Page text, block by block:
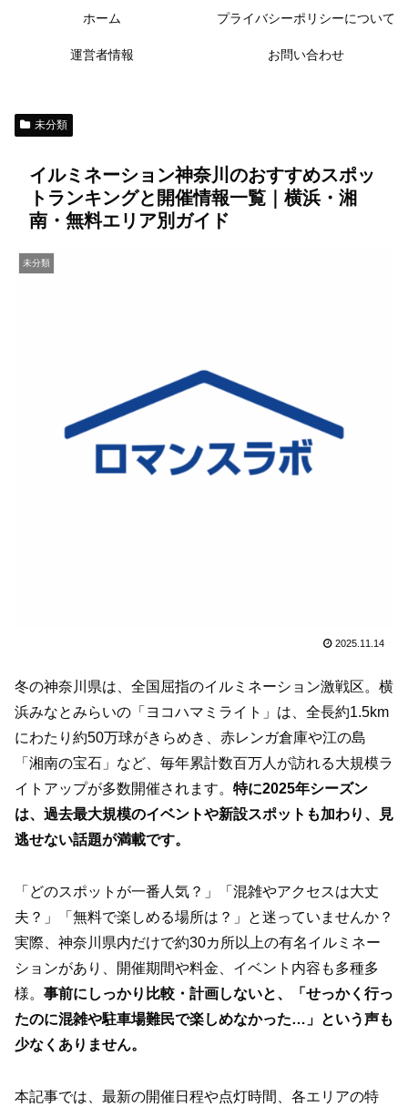
ホーム プライバシーポリシーについて
運営者情報 お問い合わせ
未分類
イルミネーション神奈川のおすすめスポッ
トランキングと開催情報一覧｜横浜・湘
南・無料エリア別ガイド
未分類
2025.11.14
冬の神奈川県は、全国屈指のイルミネーション激戦区。横
浜みなとみらいの「ヨコハマミライト」は、全長約1.5km
にわたり約50万球がきらめき、赤レンガ倉庫や江の島
「湘南の宝石」など、毎年累計数百万人が訪れる大規模ラ
イトアップが多数開催されます。 特に2025年シーズン
は、過去最大規模のイベントや新設スポットも加わり、見
逃せない話題が満載です。
「どのスポットが一番人気？」「混雑やアクセスは大丈
夫？」「無料で楽しめる場所は？」と迷っていませんか？
実際、神奈川県内だけで約30カ所以上の有名イルミネー
ションがあり、開催期間や料金、イベント内容も多種多
様。 事前にしっかり比較・計画しないと、「せっかく行っ
たのに混雑や駐車場難民で楽しめなかった…」という声も
少なくありません。
本記事では、最新の開催日程や点灯時間、各エリアの特